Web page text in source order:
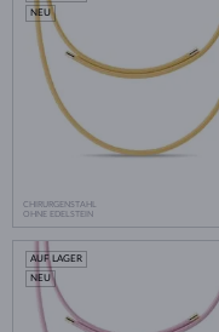
CHIRURGENSTAHL
OHNE EDELSTEIN
NEU
AUF LAGER
NEU